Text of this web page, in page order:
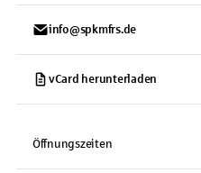
info@spkmfrs.de
vCard herunterladen
Öffnungszeiten